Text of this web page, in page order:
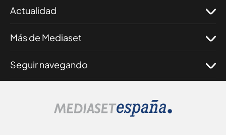
Actualidad
Más de Mediaset
Seguir navegando